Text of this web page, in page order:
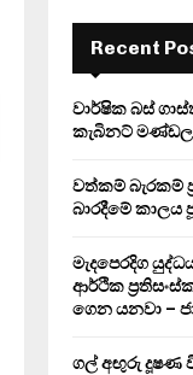
r
:
Recent
වාර්ෂික බස්
කැබිනට්
වත්කම් බැරකම්
බාරදීමේ කාලය
මැදපෙරදිග
ආර්ථික
ගෙන යනවා –
ගල් අඟුරු දූෂණ